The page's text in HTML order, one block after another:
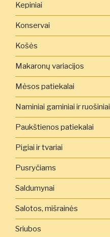
Kepiniai
Konservai
Košės
Makaronų variacijos
Mėsos patiekalai
Naminiai gaminiai ir ruošiniai
Paukštienos patiekalai
Pigiai ir tvariai
Pusryčiams
Saldumynai
Salotos, mišrainės
Sriubos